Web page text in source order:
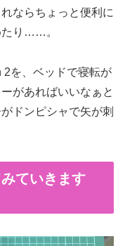
ならちょっと便利に
たり……。
2を、ベッドで寝転が
があればいいなぁと
ドンピシャで矢が刺
ていきます